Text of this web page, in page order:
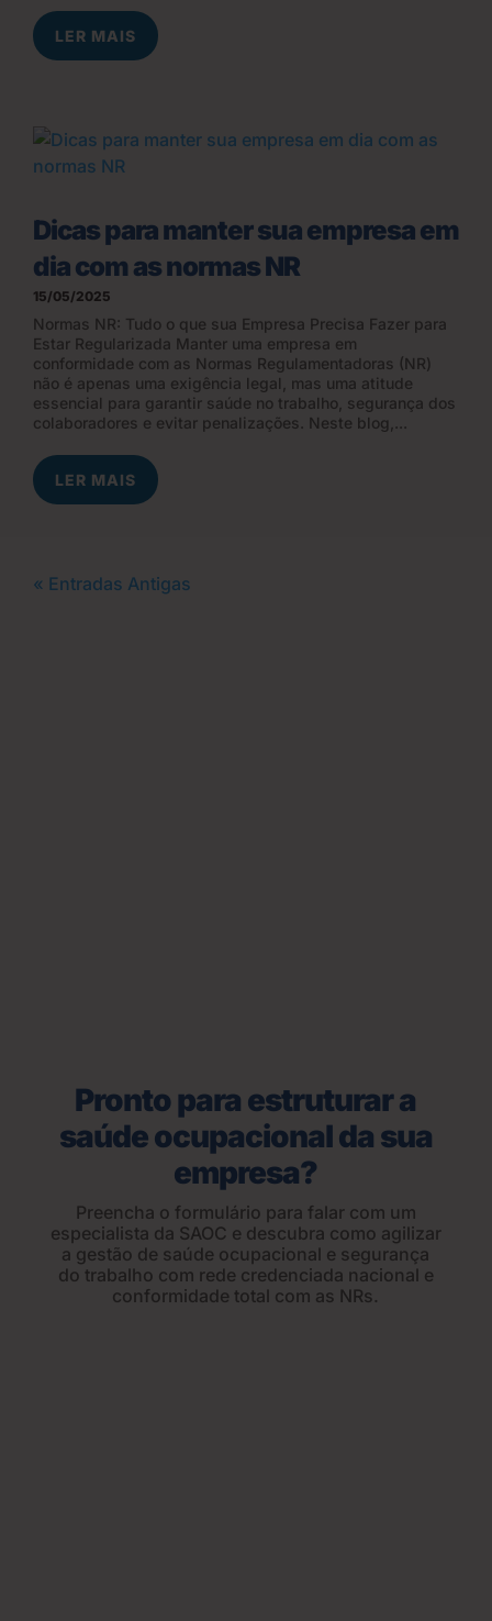
LER MAIS
Dicas para manter sua empresa em
dia com as normas NR
15/05/2025
Normas NR: Tudo o que sua Empresa Precisa Fazer para
Estar Regularizada Manter uma empresa em
conformidade com as Normas Regulamentadoras (NR)
não é apenas uma exigência legal, mas uma atitude
essencial para garantir saúde no trabalho, segurança dos
colaboradores e evitar penalizações. Neste blog,...
LER MAIS
« Entradas Antigas
Pronto para estruturar a
saúde ocupacional da sua
empresa?
Preencha o formulário para falar com um
especialista da SAOC e descubra como agilizar
a gestão de saúde ocupacional e segurança
do trabalho com rede credenciada nacional e
conformidade total com as NRs.